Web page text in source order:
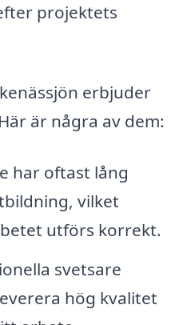
projektets
erbjuder
är några av dem:
har oftast lång
vilket
utförs korrekt.
svetsare
hög kvalitet